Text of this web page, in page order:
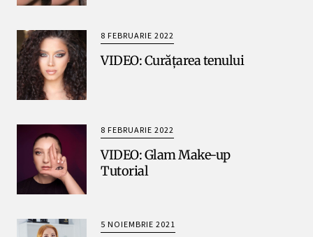
8 FEBRUARIE 2022
VIDEO: Curățarea tenului
8 FEBRUARIE 2022
VIDEO: Glam Make-up
Tutorial
5 NOIEMBRIE 2021